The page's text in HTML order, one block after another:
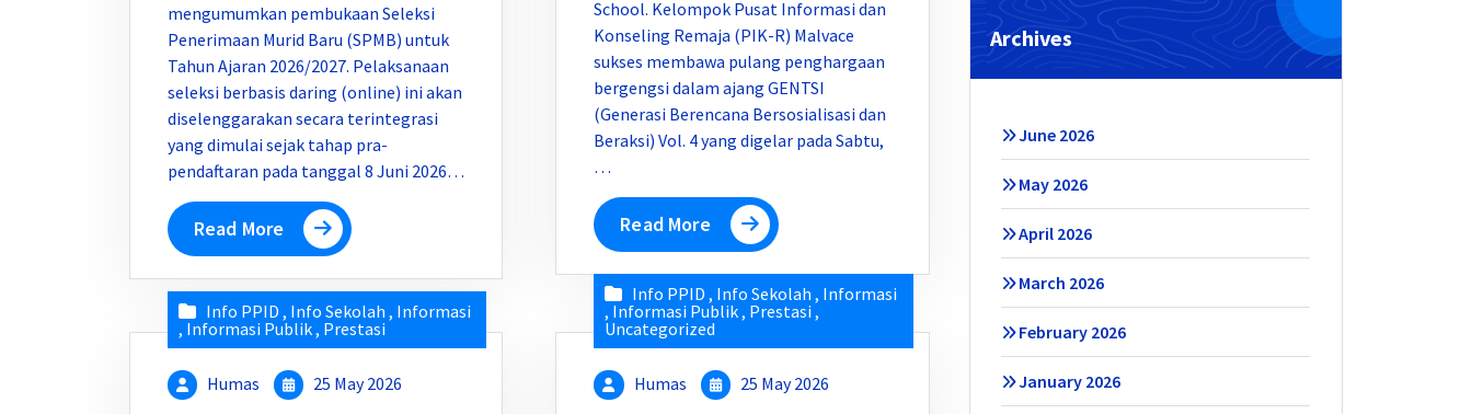
mengumumkan pembukaan Seleksi
Penerimaan Murid Baru (SPMB) untuk
Tahun Ajaran 2026/2027. Pelaksanaan
seleksi berbasis daring (online) ini akan
diselenggarakan secara terintegrasi
yang dimulai sejak tahap pra-
pendaftaran pada tanggal 8 Juni 2026…
Read More
School. Kelompok Pusat Informasi dan
Konseling Remaja (PIK-R) Malvace
sukses membawa pulang penghargaan
bergengsi dalam ajang GENTSI
(Generasi Berencana Bersosialisasi dan
Beraksi) Vol. 4 yang digelar pada Sabtu,
…
Read More
Info PPID , Info Sekolah , Informasi
, Informasi Publik, Prestasi
Humas 25 May 2026
Info PPID , Info Sekolah , Informasi
, Informasi Publik, Prestasi,
Uncategorized
Humas 25 May 2026
Archives
June 2026
May 2026
April 2026
March 2026
February 2026
January 2026